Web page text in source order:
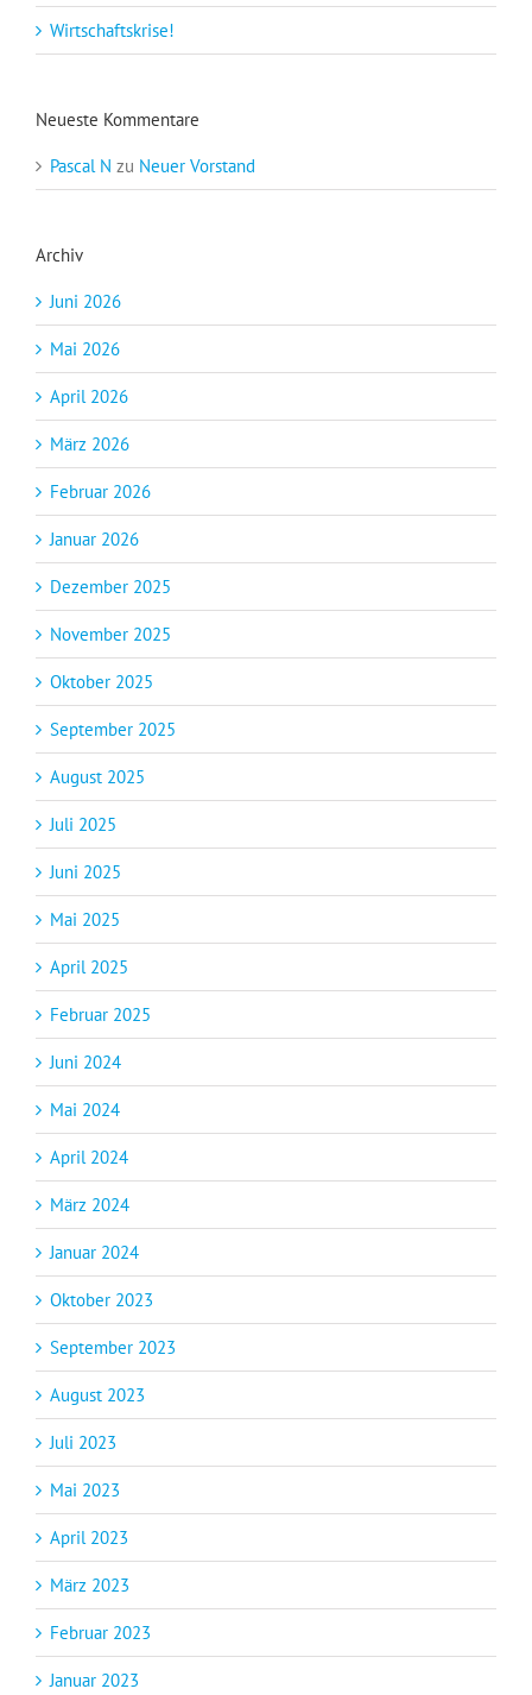
Wirtschaftskrise!
Neueste Kommentare
Pascal N zu Neuer Vorstand
Archiv
Juni 2026
Mai 2026
April 2026
März 2026
Februar 2026
Januar 2026
Dezember 2025
November 2025
Oktober 2025
September 2025
August 2025
Juli 2025
Juni 2025
Mai 2025
April 2025
Februar 2025
Juni 2024
Mai 2024
April 2024
März 2024
Januar 2024
Oktober 2023
September 2023
August 2023
Juli 2023
Mai 2023
April 2023
März 2023
Februar 2023
Januar 2023